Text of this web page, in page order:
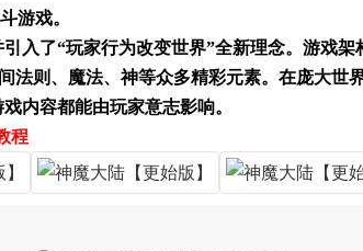
游戏。
入了“玩家行为改变世界”全新理念。游戏
法则、魔法、神等众多精彩元素。在庞大世
内容都能由玩家意志影响。
程